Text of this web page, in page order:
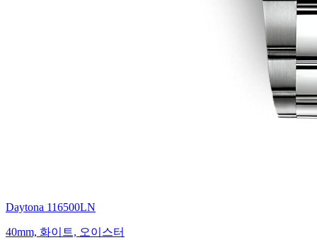
Daytona 116500LN
40mm, 화이트, 오이스터